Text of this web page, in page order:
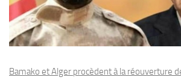
Bamako et Alger procèdent à la réouverture